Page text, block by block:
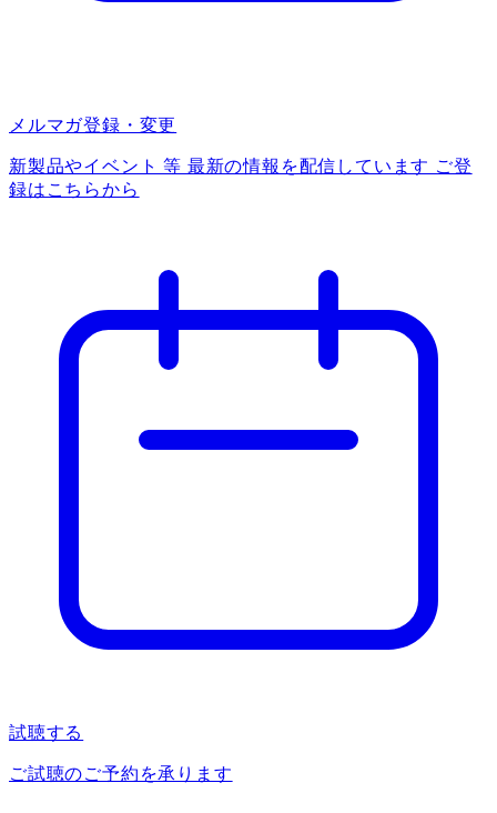
メルマガ登録・変更
新製品やイベント 等 最新の情報を配信しています ご登
録はこちらから
試聴する
ご試聴のご予約を承ります